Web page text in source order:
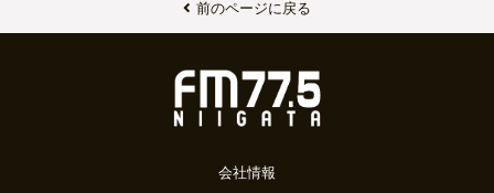
前のページに戻る
会社情報